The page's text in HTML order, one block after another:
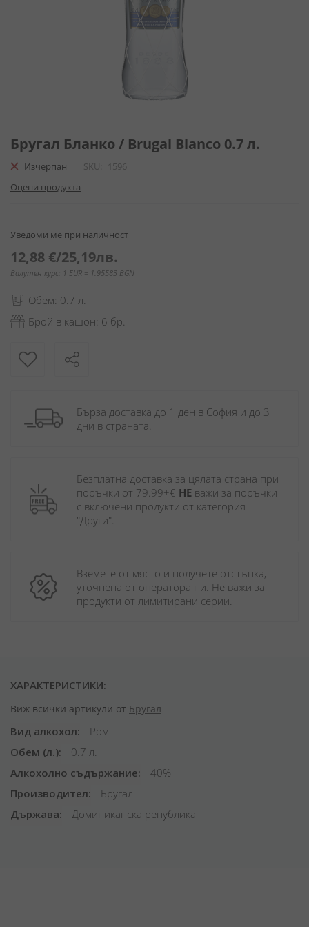
към
началото
на
галерия
със
Бругал Бланко / Brugal Blanco 0.7 л.
Изчерпан SKU
1596
Оцени продукта
Уведоми ме при наличност
12,88 €/25,19лв.
Валутен курс: 1 EUR = 1.95583 BGN
Обем: 0.7 л.
Брой в кашон: 6 бр.
Бърза доставка до 1 ден в София и до 3
дни в страната.
Безплатна доставка за цялата страна при
поръчки от 79.99+€ НЕ важи за поръчки
с включени продукти от категория
"Други".
Вземете от място и получете отстъпка,
уточнена от оператора ни. Не важи за
продукти от лимитирани серии.
ХАРАКТЕРИСТИКИ:
Виж всички артикули от Бругал
Вид алкохол
Ром
Обем (л.)
0.7 л.
Алкохолно съдържание
40%
Производител
Бругал
Държава
Доминиканска република